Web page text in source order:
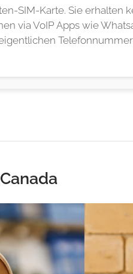
SIM-Karte. Sie erhalten
via VoIP Apps wie